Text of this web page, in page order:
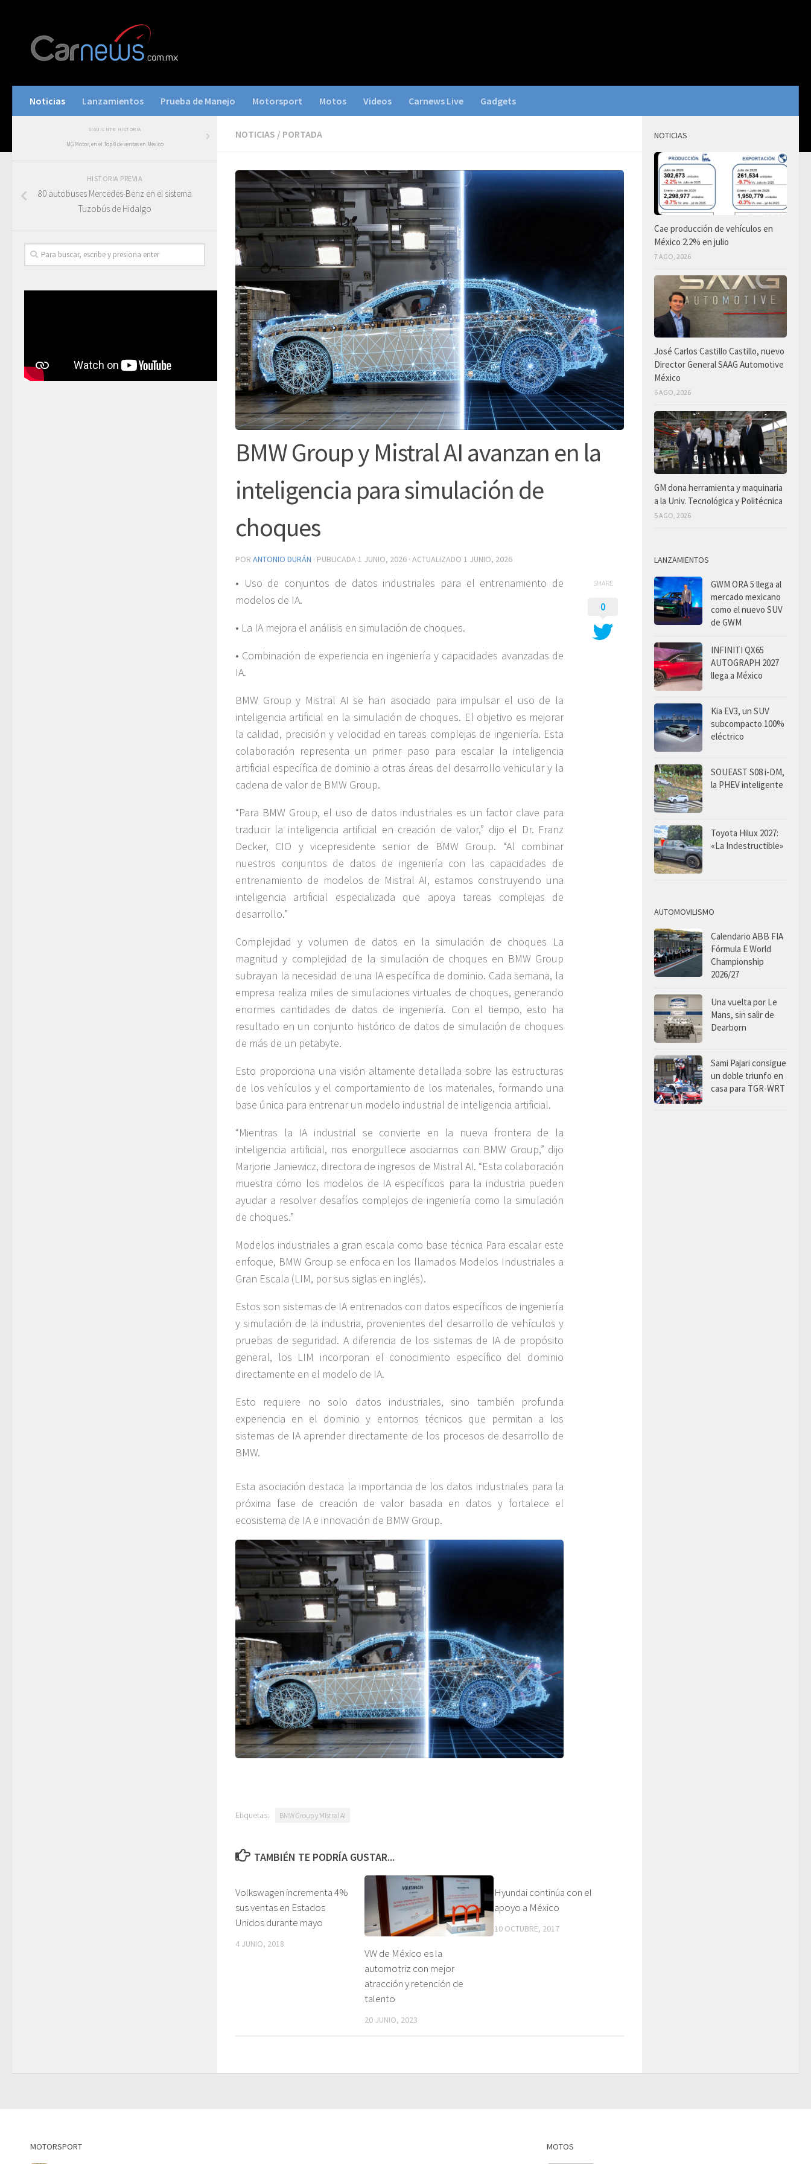
Noticias Lanzamientos Prueba de Manejo Motorsport Motos Videos Carnews Live Gadgets
NOTICIAS / PORTADA
BMW Group y Mistral AI avanzan en la
inteligencia para simulación de
choques
POR ANTONIO DURÁN · PUBLICADA 1 JUNIO, 2026 · ACTUALIZADO 1 JUNIO, 2026
• Uso de conjuntos de datos industriales para el entrenamiento de
modelos de IA.
• La IA mejora el análisis en simulación de choques.
• Combinación de experiencia en ingeniería y capacidades avanzadas de
IA.
BMW Group y Mistral AI se han asociado para impulsar el uso de la
inteligencia artificial en la simulación de choques. El objetivo es mejorar
la calidad, precisión y velocidad en tareas complejas de ingeniería. Esta
colaboración representa un primer paso para escalar la inteligencia
artificial específica de dominio a otras áreas del desarrollo vehicular y la
cadena de valor de BMW Group.
“Para BMW Group, el uso de datos industriales es un factor clave para
traducir la inteligencia artificial en creación de valor,” dijo el Dr. Franz
Decker, CIO y vicepresidente senior de BMW Group. “Al combinar
nuestros conjuntos de datos de ingeniería con las capacidades de
entrenamiento de modelos de Mistral AI, estamos construyendo una
inteligencia artificial especializada que apoya tareas complejas de
desarrollo.”
Complejidad y volumen de datos en la simulación de choques La
magnitud y complejidad de la simulación de choques en BMW Group
subrayan la necesidad de una IA específica de dominio. Cada semana, la
empresa realiza miles de simulaciones virtuales de choques, generando
enormes cantidades de datos de ingeniería. Con el tiempo, esto ha
resultado en un conjunto histórico de datos de simulación de choques
de más de un petabyte.
Esto proporciona una visión altamente detallada sobre las estructuras
de los vehículos y el comportamiento de los materiales, formando una
base única para entrenar un modelo industrial de inteligencia artificial.
“Mientras la IA industrial se convierte en la nueva frontera de la
inteligencia artificial, nos enorgullece asociarnos con BMW Group,” dijo
Marjorie Janiewicz, directora de ingresos de Mistral AI. “Esta colaboración
muestra cómo los modelos de IA específicos para la industria pueden
ayudar a resolver desafíos complejos de ingeniería como la simulación
de choques.”
Modelos industriales a gran escala como base técnica Para escalar este
enfoque, BMW Group se enfoca en los llamados Modelos Industriales a
Gran Escala (LIM, por sus siglas en inglés).
Estos son sistemas de IA entrenados con datos específicos de ingeniería
y simulación de la industria, provenientes del desarrollo de vehículos y
pruebas de seguridad. A diferencia de los sistemas de IA de propósito
general, los LIM incorporan el conocimiento específico del dominio
directamente en el modelo de IA.
Esto requiere no solo datos industriales, sino también profunda
experiencia en el dominio y entornos técnicos que permitan a los
sistemas de IA aprender directamente de los procesos de desarrollo de
BMW.
Esta asociación destaca la importancia de los datos industriales para la
próxima fase de creación de valor basada en datos y fortalece el
ecosistema de IA e innovación de BMW Group.
SHARE
0
Etiquetas: BMW Group y Mistral AI
TAMBIÉN TE PODRÍA GUSTAR...
Volkswagen incrementa 4%
sus ventas en Estados
Unidos durante mayo
4 JUNIO, 2018
VW de México es la
automotriz con mejor
atracción y retención de
talento
20 JUNIO, 2023
Hyundai continúa con el
apoyo a México
10 OCTUBRE, 2017
SIGUIENTE HISTORIA
MG Motor, en el Top 8 de ventas en México
HISTORIA PREVIA
80 autobuses Mercedes-Benz en el sistema
Tuzobús de Hidalgo
NOTICIAS
Cae producción de vehículos en
México 2.2% en julio
7 AGO, 2026
José Carlos Castillo Castillo, nuevo
Director General SAAG Automotive
México
6 AGO, 2026
GM dona herramienta y maquinaria
a la Univ. Tecnológica y Politécnica
5 AGO, 2026
LANZAMIENTOS
GWM ORA 5 llega al
mercado mexicano
como el nuevo SUV
de GWM
INFINITI QX65
AUTOGRAPH 2027
llega a México
Kia EV3, un SUV
subcompacto 100%
eléctrico
SOUEAST S08 i-DM,
la PHEV inteligente
Toyota Hilux 2027:
«La Indestructible»
AUTOMOVILISMO
Calendario ABB FIA
Fórmula E World
Championship
2026/27
Una vuelta por Le
Mans, sin salir de
Dearborn
Sami Pajari consigue
un doble triunfo en
casa para TGR-WRT
MOTORSPORT MOTOS